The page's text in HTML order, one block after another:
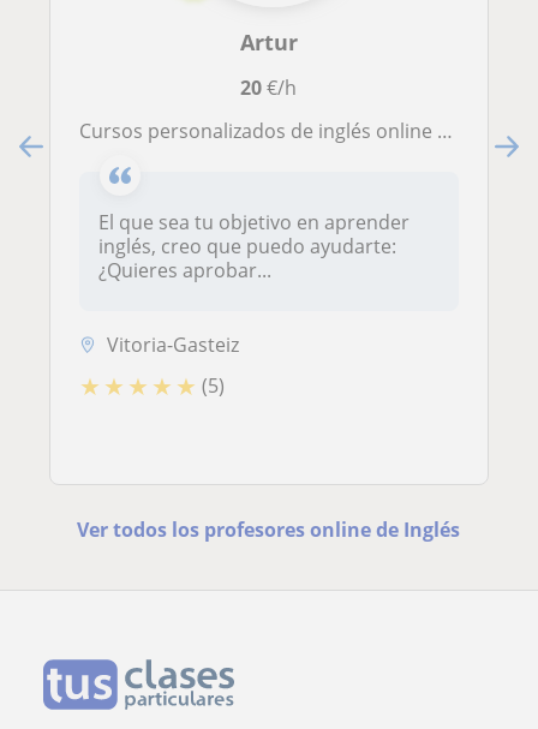
Artur
20€/h
Cursos personalizados de inglés online (A1-C2)
El que sea tu objetivo en aprender
inglés, creo que puedo ayudarte:
¿Quieres aprobar...
Vitoria-Gasteiz
★ ★ ★ ★ ★ (5)
Ver todos los profesores online de Inglés